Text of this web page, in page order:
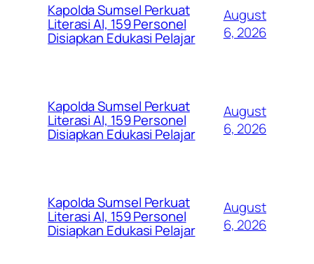
Kapolda Sumsel Perkuat
Literasi AI, 159 Personel
Disiapkan Edukasi Pelajar
August
6, 2026
Kapolda Sumsel Perkuat
Literasi AI, 159 Personel
Disiapkan Edukasi Pelajar
August
6, 2026
Kapolda Sumsel Perkuat
Literasi AI, 159 Personel
Disiapkan Edukasi Pelajar
August
6, 2026